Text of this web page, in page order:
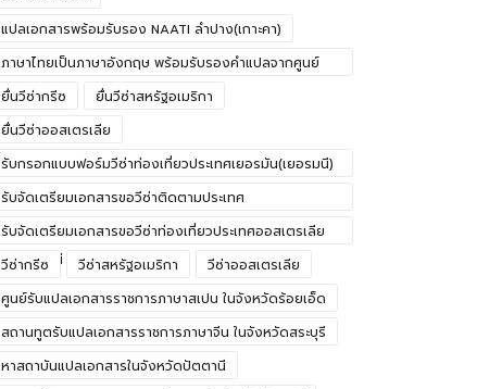
แปลเอกสารพร้อมรับรอง NAATI ลำปาง(เกาะคา)
ภาษาไทยเป็นภาษาอังกฤษ พร้อมรับรองคำแปลจากศูนย์
แปลภาษา
ยื่นวีซ่ากรีซ
ยื่นวีซ่าสหรัฐอเมริกา
ยื่นวีซ่าออสเตรเลีย
รับกรอกแบบฟอร์มวีซ่าท่องเที่ยวประเทศเยอรมัน(เยอรมนี)
ขอนแก่น
รับจัดเตรียมเอกสารขอวีซ่าติดตามประเทศ
เยอรมัน(เยอรมนี) บึงกาฬ
รับจัดเตรียมเอกสารขอวีซ่าท่องเที่ยวประเทศออสเตรเลีย
ในอุดรธานี
วีซ่ากรีซ วีซ่าสหรัฐอเมริกา
วีซ่าออสเตรเลีย
ศูนย์รับแปลเอกสารราชการภาษาสเปน ในจังหวัดร้อยเอ็ด
สถานทูตรับแปลเอกสารราชการภาษาจีน ในจังหวัดสระบุรี
หาสถาบันแปลเอกสารในจังหวัดปัตตานี